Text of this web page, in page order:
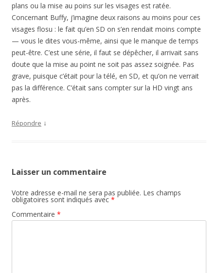
plans ou la mise au poins sur les visages est ratée.
Concernant Buffy, j’imagine deux raisons au moins pour ces
visages flosu : le fait qu’en SD on s’en rendait moins compte
— vous le dites vous-même, ainsi que le manque de temps
peut-être. C’est une série, il faut se dépêcher, il arrivait sans
doute que la mise au point ne soit pas assez soignée. Pas
grave, puisque c’était pour la télé, en SD, et qu’on ne verrait
pas la différence. C’était sans compter sur la HD vingt ans
après.
Répondre ↓
Laisser un commentaire
Votre adresse e-mail ne sera pas publiée. Les champs
obligatoires sont indiqués avec *
Commentaire *